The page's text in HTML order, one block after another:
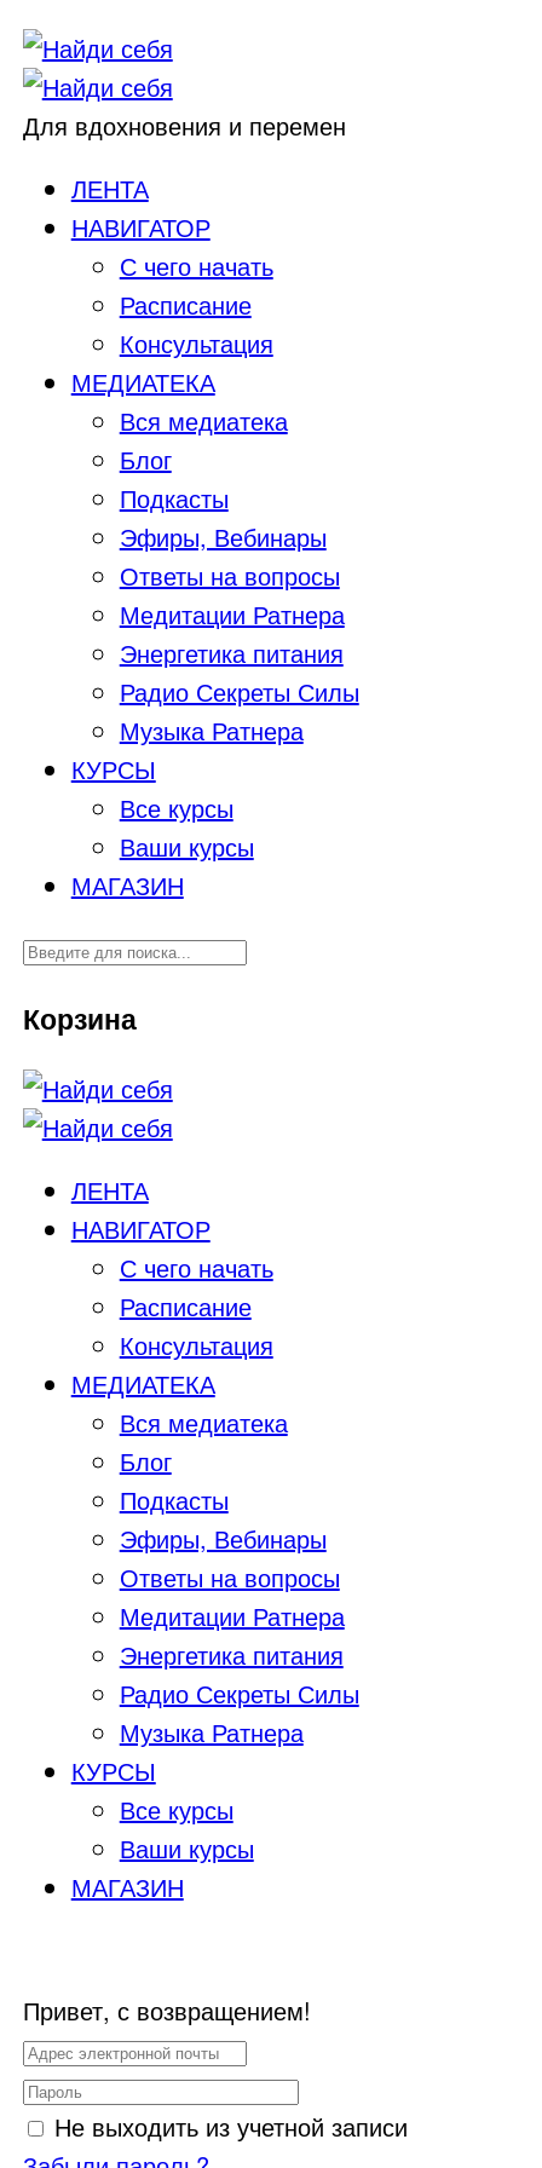
Для вдохновения и перемен
ЛЕНТА
НАВИГАТОР
С чего начать
Расписание
Консультация
МЕДИАТЕКА
Вся медиатека
Блог
Подкасты
Эфиры, Вебинары
Ответы на вопросы
Медитации Ратнера
Энергетика питания
Радио Секреты Силы
Музыка Ратнера
КУРСЫ
Все курсы
Ваши курсы
МАГАЗИН
Корзина
ЛЕНТА
НАВИГАТОР
С чего начать
Расписание
Консультация
МЕДИАТЕКА
Вся медиатека
Блог
Подкасты
Эфиры, Вебинары
Ответы на вопросы
Медитации Ратнера
Энергетика питания
Радио Секреты Силы
Музыка Ратнера
КУРСЫ
Все курсы
Ваши курсы
МАГАЗИН
Привет, с возвращением!
Не выходить из учетной записи